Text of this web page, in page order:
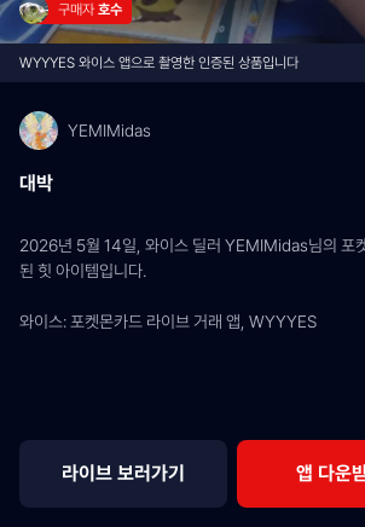
구매자 호수
WYYYES 와이스 앱으로 촬영한 인증된 상품입니다
YEMIMidas
대박
2026년 5월 14일, 와이스 딜러 YEMIMidas님의 포
된 힛 아이템입니다.
와이스: 포켓몬카드 라이브 거래 앱, WYYYES
라이브 보러가기 앱 다운